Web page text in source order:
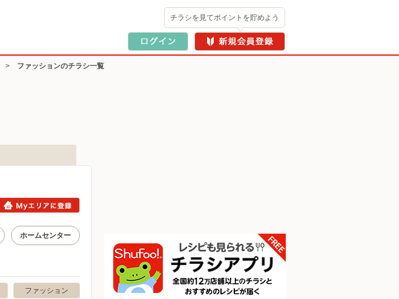
チラシを見てポイントを貯めよう
> ファッションのチラシ一覧
ホームセンター
ファッション